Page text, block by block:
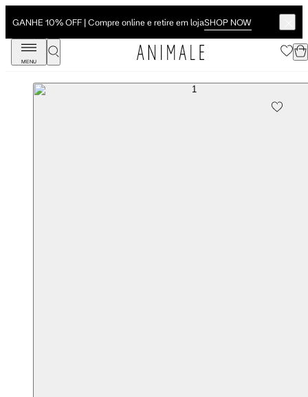
GANHE 10% OFF | Compre online e retire em lojaSHOP NOW
MENU